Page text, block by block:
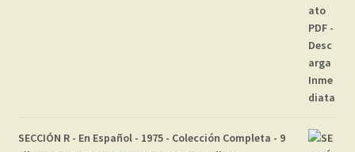
SECCIÓN R - En Español - 1975 - Colección Completa - 9